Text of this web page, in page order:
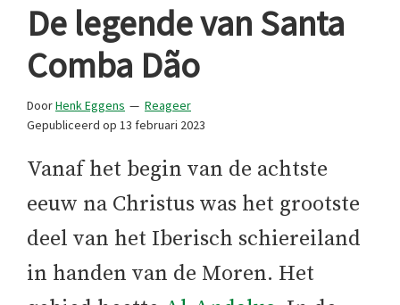
Portal
Portugalliefhebbers
en
fanaten
De legende van Santa
Comba Dão
DoorHenk Eggens
Reageer
Gepubliceerd op 13 februari 2023
Vanaf het begin van de achtste
eeuw na Christus was het grootste
deel van het Iberisch schiereiland
in handen van de Moren. Het